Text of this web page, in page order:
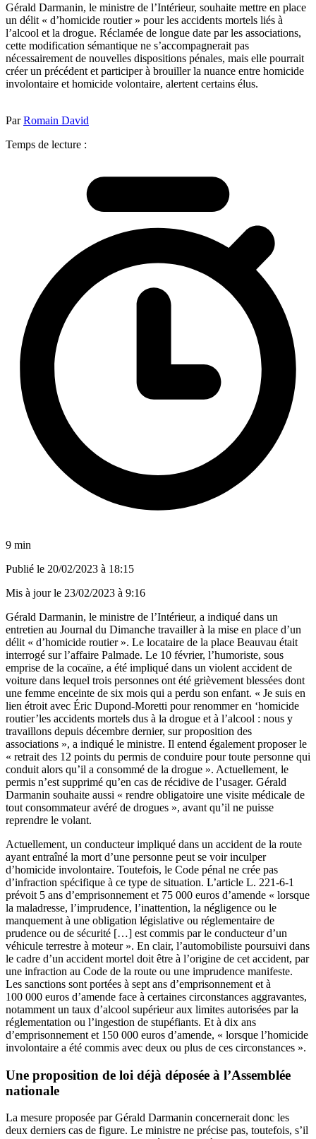
Gérald Darmanin, le ministre de l’Intérieur, souhaite mettre en place
un délit « d’homicide routier » pour les accidents mortels liés à
l’alcool et la drogue. Réclamée de longue date par les associations,
cette modification sémantique ne s’accompagnerait pas
nécessairement de nouvelles dispositions pénales, mais elle pourrait
créer un précédent et participer à brouiller la nuance entre homicide
involontaire et homicide volontaire, alertent certains élus.
ParRomain David
Temps de lecture :
9 min
Publié le 20/02/2023 à 18:15
Mis à jour le 23/02/2023 à 9:16
Gérald Darmanin, le ministre de l’Intérieur, a indiqué dans un
entretien au Journal du Dimanche travailler à la mise en place d’un
délit « d’homicide routier ». Le locataire de la place Beauvau était
interrogé sur l’affaire Palmade. Le 10 février, l’humoriste, sous
emprise de la cocaïne, a été impliqué dans un violent accident de
voiture dans lequel trois personnes ont été grièvement blessées dont
une femme enceinte de six mois qui a perdu son enfant. « Je suis en
lien étroit avec Éric Dupond-Moretti pour renommer en ‘homicide
routier’les accidents mortels dus à la drogue et à l’alcool : nous y
travaillons depuis décembre dernier, sur proposition des
associations », a indiqué le ministre. Il entend également proposer le
« retrait des 12 points du permis de conduire pour toute personne qui
conduit alors qu’il a consommé de la drogue ». Actuellement, le
permis n’est supprimé qu’en cas de récidive de l’usager. Gérald
Darmanin souhaite aussi « rendre obligatoire une visite médicale de
tout consommateur avéré de drogues », avant qu’il ne puisse
reprendre le volant.
Actuellement, un conducteur impliqué dans un accident de la route
ayant entraîné la mort d’une personne peut se voir inculper
d’homicide involontaire. Toutefois, le Code pénal ne crée pas
d’infraction spécifique à ce type de situation. L’article L. 221‑6‑1
prévoit 5 ans d’emprisonnement et 75 000 euros d’amende « lorsque
la maladresse, l’imprudence, l’inattention, la négligence ou le
manquement à une obligation législative ou réglementaire de
prudence ou de sécurité […] est commis par le conducteur d’un
véhicule terrestre à moteur ». En clair, l’automobiliste poursuivi dans
le cadre d’un accident mortel doit être à l’origine de cet accident, par
une infraction au Code de la route ou une imprudence manifeste.
Les sanctions sont portées à sept ans d’emprisonnement et à
100 000 euros d’amende face à certaines circonstances aggravantes,
notamment un taux d’alcool supérieur aux limites autorisées par la
réglementation ou l’ingestion de stupéfiants. Et à dix ans
d’emprisonnement et 150 000 euros d’amende, « lorsque l’homicide
involontaire a été commis avec deux ou plus de ces circonstances ».
Une proposition de loi déjà déposée à l’Assemblée
nationale
La mesure proposée par Gérald Darmanin concernerait donc les
deux derniers cas de figure. Le ministre ne précise pas, toutefois, s’il